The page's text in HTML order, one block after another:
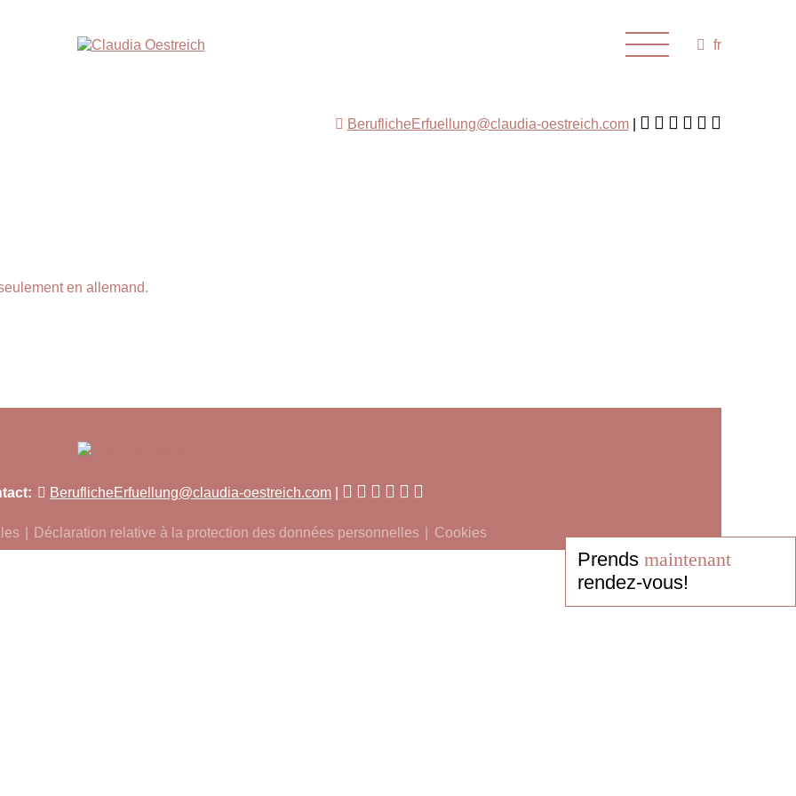
fr
BeruflicheErfuellung@claudia-oestreich.com
en allemand.
BeruflicheErfuellung@claudia-oestreich.com
Déclaration relative à la protection des données personnelles Cookies
Prends maintenant
rendez-vous!